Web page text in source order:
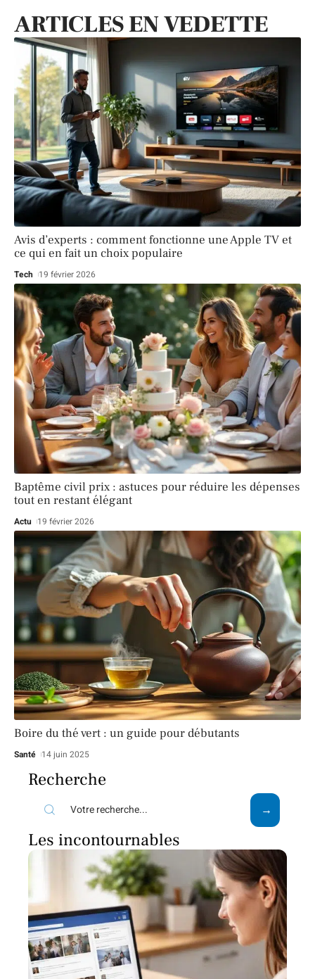
ARTICLES EN VEDETTE
Avis d’experts : comment fonctionne une Apple TV et
ce qui en fait un choix populaire
Tech 19 février 2026
Baptême civil prix : astuces pour réduire les dépenses
tout en restant élégant
Actu 19 février 2026
Boire du thé vert : un guide pour débutants
Santé 14 juin 2025
Recherche
Les incontournables